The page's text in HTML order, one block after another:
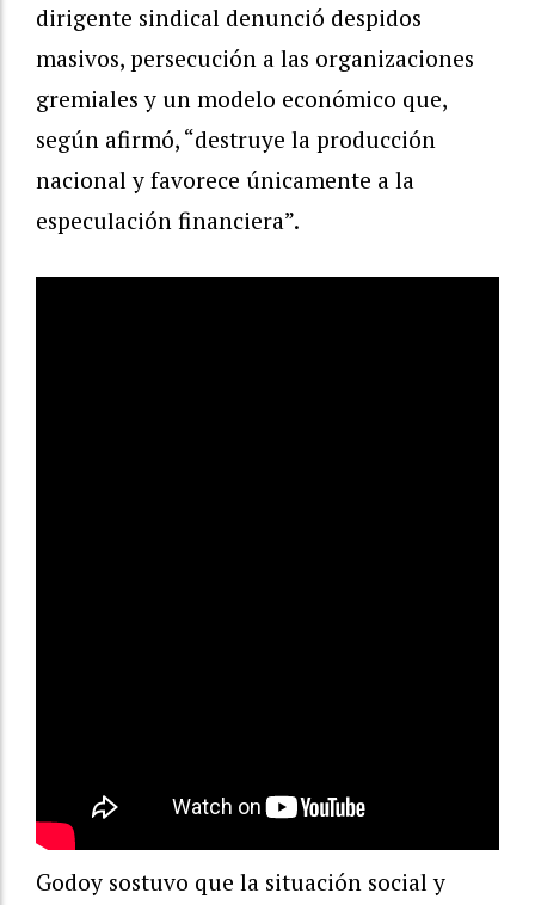
dirigente sindical denunció despidos
masivos, persecución a las organizaciones
gremiales y un modelo económico que,
según afirmó, “destruye la producción
nacional y favorece únicamente a la
especulación financiera”.
Godoy sostuvo que la situación social y